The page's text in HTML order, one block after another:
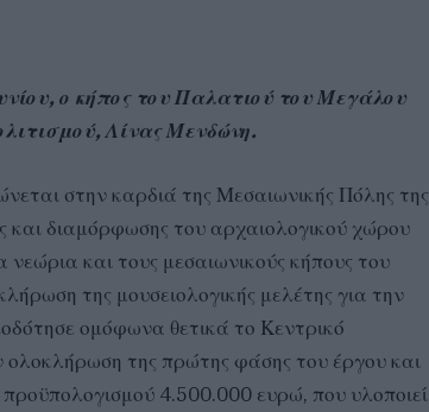
ο κήπος του Παλατιού του Μεγάλου
Λίνας Μενδώνη.
στην καρδιά της Μεσαιωνικής Πόλης της
και διαμόρφωσης του αρχαιολογικού χώρου
και τους μεσαιωνικούς κήπους του
της μουσειολογικής μελέτης για την
ομόφωνα θετικά το Κεντρικό
ολοκλήρωση της πρώτης φάσης του έργου και
4.500.000 ευρώ, που υλοποιεί